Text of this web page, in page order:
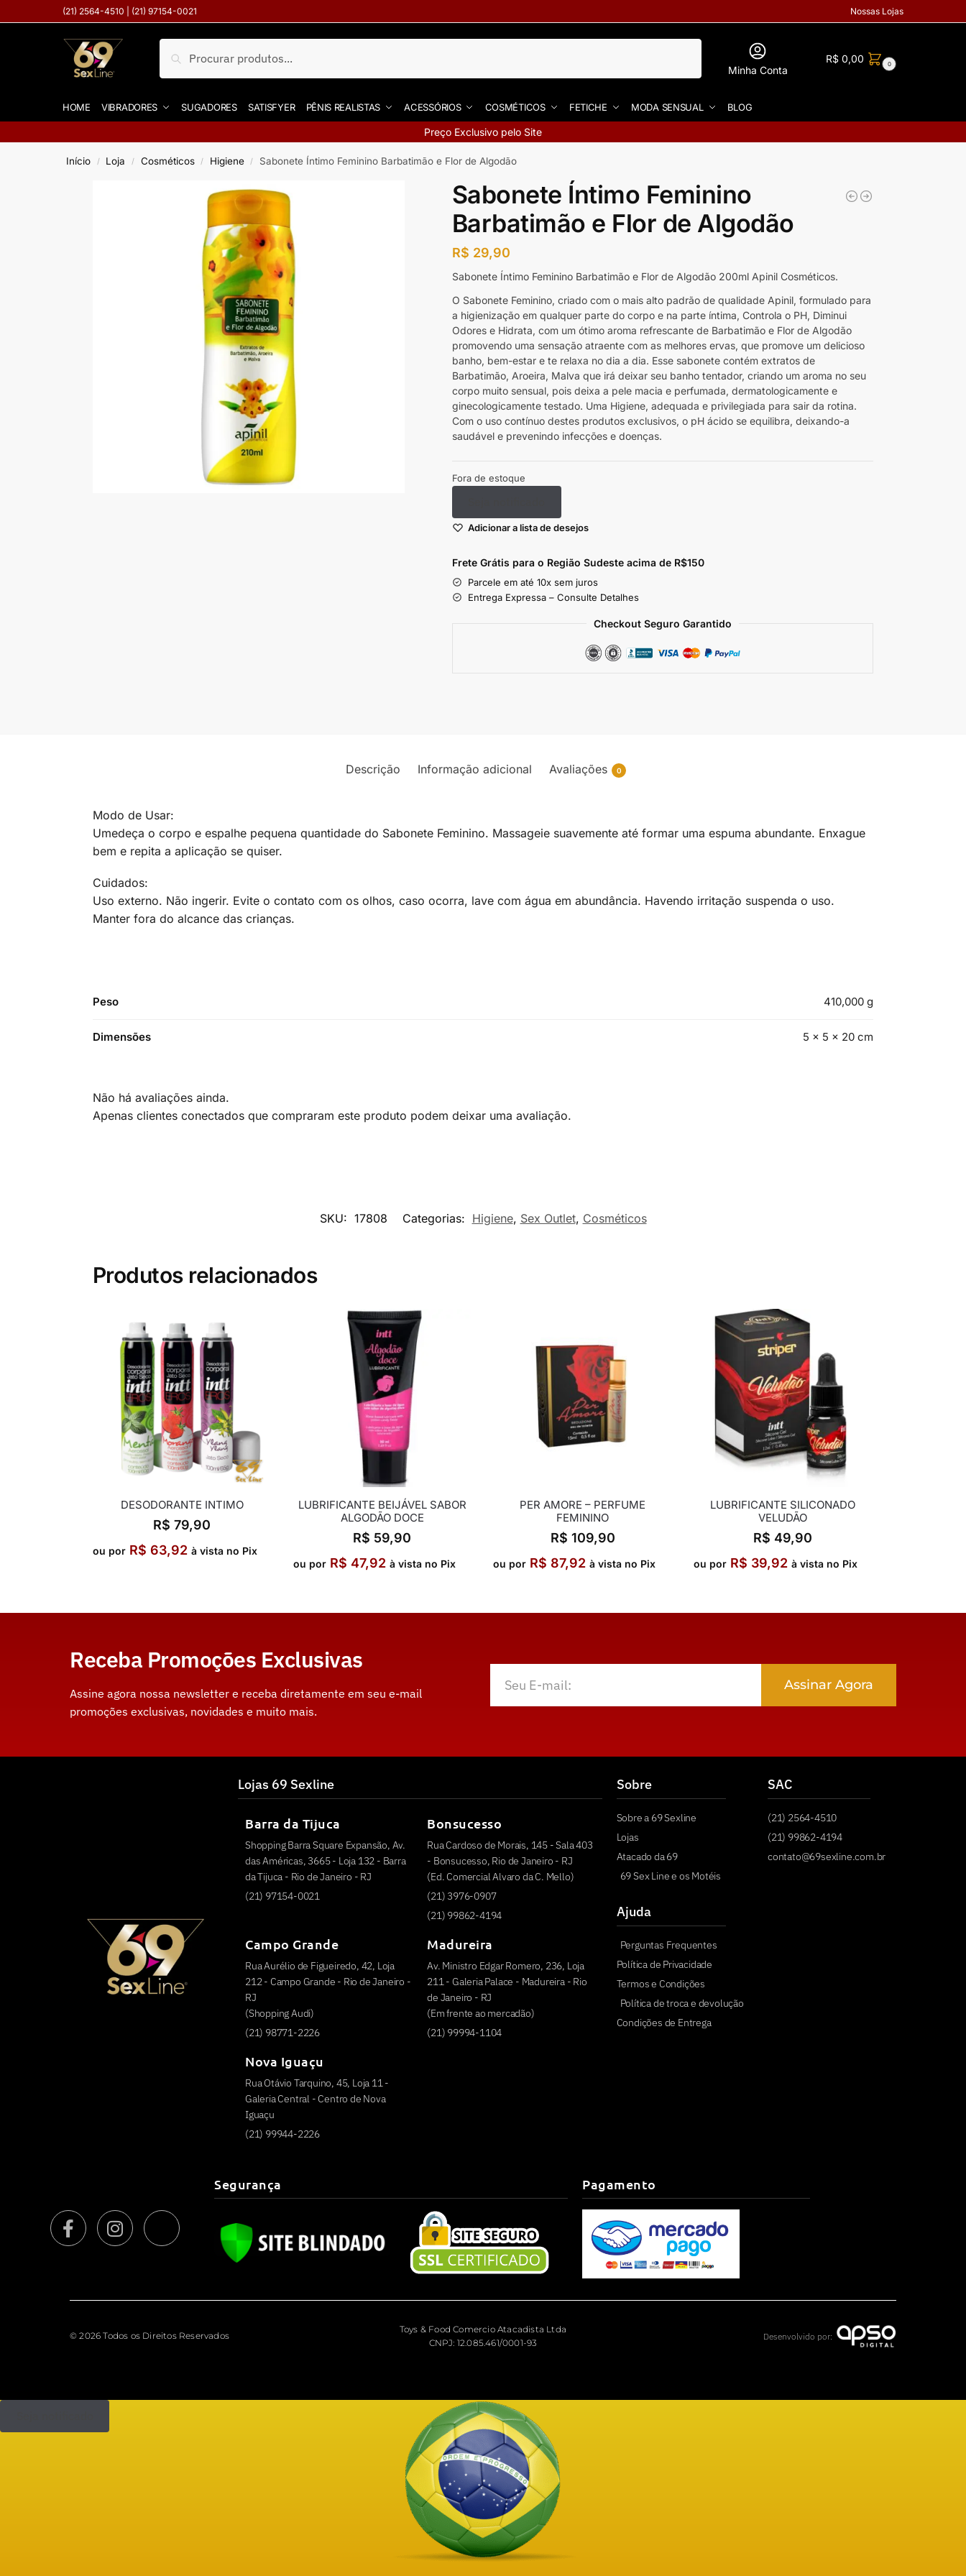
(21) 2564-4510 | (21) 97154-0021 Nossas Lojas
Pesquisar
Minha Conta
R$ 0,00 0
HOME VIBRADORES SUGADORES SATISFYER PÊNIS REALISTAS ACESSÓRIOS COSMÉTICOS FETICHE MODA SENSUAL BLOG
Preço Exclusivo pelo Site
Início / Loja / Cosméticos / Higiene / Sabonete Íntimo Feminino Barbatimão e Flor de Algodão
Sabonete Íntimo Feminino
Barbatimão e Flor de Algodão
R$ 29,90
Sabonete Íntimo Feminino Barbatimão e Flor de Algodão 200ml Apinil Cosméticos.
O Sabonete Feminino, criado com o mais alto padrão de qualidade Apinil, formulado para
a higienização em qualquer parte do corpo e na parte íntima, Controla o PH, Diminui
Odores e Hidrata, com um ótimo aroma refrescante de Barbatimão e Flor de Algodão
promovendo uma sensação atraente com as melhores ervas, que promove um delicioso
banho, bem-estar e te relaxa no dia a dia. Esse sabonete contém extratos de
Barbatimão, Aroeira, Malva que irá deixar seu banho tentador, criando um aroma no seu
corpo muito sensual, pois deixa a pele macia e perfumada, dermatologicamente e
ginecologicamente testado. Uma Higiene, adequada e privilegiada para sair da rotina.
Com o uso contínuo destes produtos exclusivos, o pH ácido se equilibra, deixando-a
saudável e prevenindo infecções e doenças.
Fora de estoque
Adicionar a lista de desejos
Frete Grátis para o Região Sudeste acima de R$150
Parcele em até 10x sem juros
Entrega Expressa – Consulte Detalhes
Checkout Seguro Garantido
Descrição Informação adicional Avaliações 0
Modo de Usar:
Umedeça o corpo e espalhe pequena quantidade do Sabonete Feminino. Massageie suavemente até formar uma espuma abundante. Enxague
bem e repita a aplicação se quiser.
Cuidados:
Uso externo. Não ingerir. Evite o contato com os olhos, caso ocorra, lave com água em abundância. Havendo irritação suspenda o uso.
Manter fora do alcance das crianças.
Peso 410,000 g
Dimensões 5 × 5 × 20 cm
Não há avaliações ainda.
Apenas clientes conectados que compraram este produto podem deixar uma avaliação.
SKU: 17808 Categorias: Higiene, Sex Outlet, Cosméticos
Produtos relacionados
DESODORANTE INTIMO
R$ 79,90
ou por R$ 63,92 à vista no Pix
LUBRIFICANTE BEIJÁVEL SABOR
ALGODÃO DOCE
R$ 59,90
ou por R$ 47,92 à vista no Pix
PER AMORE – PERFUME
FEMININO
R$ 109,90
ou por R$ 87,92 à vista no Pix
LUBRIFICANTE SILICONADO
VELUDÃO
R$ 49,90
ou por R$ 39,92 à vista no Pix
Receba Promoções Exclusivas
Assine agora nossa newsletter e receba diretamente em seu e-mail
promoções exclusivas, novidades e muito mais.
Assinar Agora
Lojas 69 Sexline
Barra da Tijuca
Shopping Barra Square Expansão, Av.
das Américas, 3665 - Loja 132 - Barra
da Tijuca - Rio de Janeiro - RJ
(21) 97154-0021
Bonsucesso
Rua Cardoso de Morais, 145 - Sala 403
- Bonsucesso, Rio de Janeiro - RJ
(Ed. Comercial Alvaro da C. Mello)
(21) 3976-0907
(21) 99862-4194
Campo Grande
Rua Aurélio de Figueiredo, 42, Loja
212 - Campo Grande - Rio de Janeiro -
RJ
(Shopping Audi)
(21) 98771-2226
Madureira
Av. Ministro Edgar Romero, 236, Loja
211 - Galeria Palace - Madureira - Rio
de Janeiro - RJ
(Em frente ao mercadão)
(21) 99994-1104
Nova Iguaçu
Rua Otávio Tarquino, 45, Loja 11 -
Galeria Central - Centro de Nova
Iguaçu
(21) 99944-2226
Sobre
Sobre a 69 Sexline
Lojas
Atacado da 69
69 Sex Line e os Motéis
Ajuda
Perguntas Frequentes
Política de Privacidade
Termos e Condições
Política de troca e devolução
Condições de Entrega
SAC
(21) 2564-4510
(21) 99862-4194
contato@69sexline.com.br
Segurança Pagamento
© 2026 Todos os Direitos Reservados
Toys & Food Comercio Atacadista Ltda
CNPJ: 12.085.461/0001-93
Desenvolvido por: